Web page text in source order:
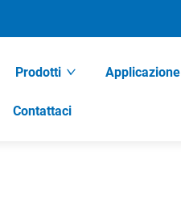
Prodotti Applicazione
Contattaci